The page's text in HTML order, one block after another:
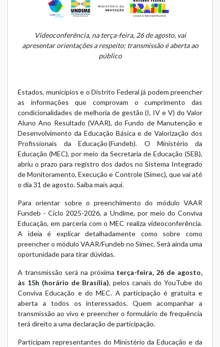
Videoconferência, na terça-feira, 26 de agosto, vai
apresentar orientações a respeito; transmissão é aberta ao
público
Estados, municípios e o Distrito Federal já podem preencher
as informações que comprovam o cumprimento das
condicionalidades de melhoria de gestão (I, IV e V) do Valor
Aluno Ano Resultado (VAAR), do Fundo de Manutenção e
Desenvolvimento da Educação Básica e de Valorização dos
Profissionais da Educação (Fundeb). O Ministério da
Educação (MEC), por meio da Secretaria de Educação (SEB),
abriu o prazo para registro dos dados no Sistema Integrado
de Monitoramento, Execução e Controle (Simec), que vai até
o dia 31 de agosto.Saiba mais aqui.
Para orientar sobre o preenchimento do módulo VAAR
Fundeb - Ciclo 2025-2026, a Undime, por meio doConviva
Educação, em parceria com o MEC realiza videoconferência.
A ideia é explicar detalhadamente como sobre como
preencher o módulo VAAR/Fundeb no Simec. Será ainda uma
oportunidade para tirar dúvidas.
A transmissão será na próxima terça-feira, 26 de agosto,
às 15h (horário de Brasília), pelos canais do YouTube do
Conviva Educação e do MEC. A participação é gratuita e
aberta a todos os interessados. Quem acompanhar a
transmissão ao vivo e preencher o formulário de frequência
terá direito a uma declaração de participação.
Participam representantes do Ministério da Educação e da